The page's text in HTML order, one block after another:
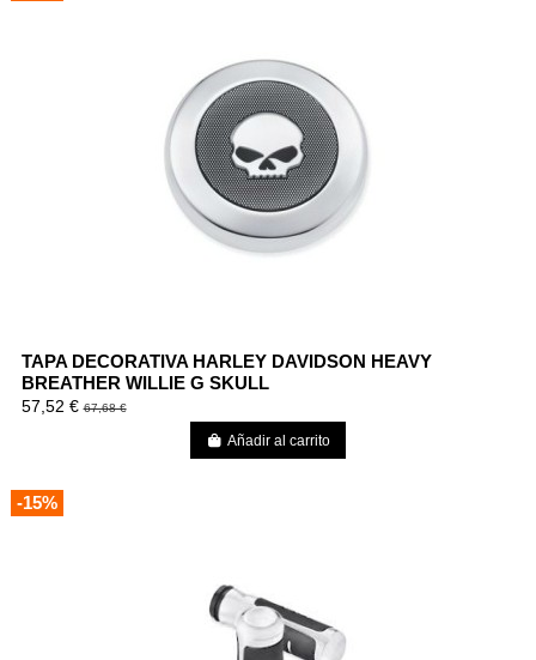
TAPA DECORATIVA HARLEY DAVIDSON HEAVY
BREATHER WILLIE G SKULL
57,52 €67,68 €
Añadir al carrito
-15%